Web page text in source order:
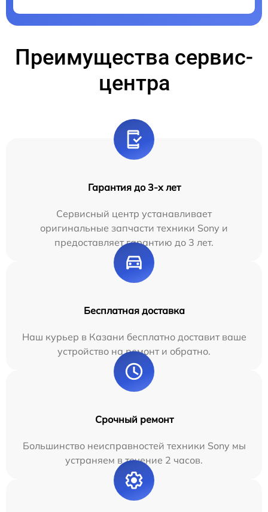
Преимущества сервис-
центра
Гарантия до 3-х лет
Сервисный центр устанавливает
оригинальные запчасти техники Sony и
предоставляет гарантию до 3 лет.
Бесплатная доставка
Наш курьер в Казани бесплатно доставит ваше
устройство на ремонт и обратно.
Срочный ремонт
Большинство неисправностей техники Sony мы
устраняем в течение 2 часов.